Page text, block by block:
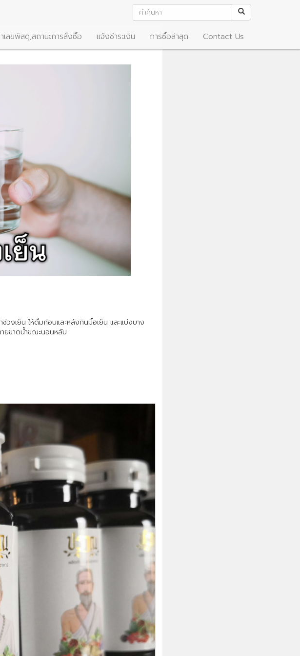
เลขพัสดุ,สถานะการสั่งซื้อ แจ้งชำระเงิน การซื้อล่าสุด Contact Us
งเย็น ให้ดื่มก่อนและหลังกินมื้อเย็น และแบ่งบาง
ยขาดน้ำขณะนอนหลับ